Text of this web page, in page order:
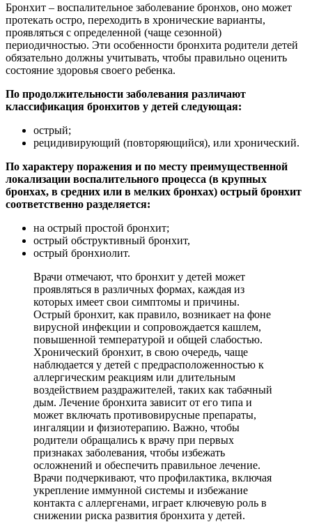
Бронхит – воспалительное заболевание бронхов, оно может
протекать остро, переходить в хронические варианты,
проявляться с определенной (чаще сезонной)
периодичностью. Эти особенности бронхита родители детей
обязательно должны учитывать, чтобы правильно оценить
состояние здоровья своего ребенка.
По продолжительности заболевания различают
классификация бронхитов у детей следующая:
острый;
рецидивирующий (повторяющийся), или хронический.
По характеру поражения и по месту преимущественной
локализации воспалительного процесса (в крупных
бронхах, в средних или в мелких бронхах) острый бронхит
соответственно разделяется:
на острый простой бронхит;
острый обструктивный бронхит,
острый бронхиолит.
Врачи отмечают, что бронхит у детей может
проявляться в различных формах, каждая из
которых имеет свои симптомы и причины.
Острый бронхит, как правило, возникает на фоне
вирусной инфекции и сопровождается кашлем,
повышенной температурой и общей слабостью.
Хронический бронхит, в свою очередь, чаще
наблюдается у детей с предрасположенностью к
аллергическим реакциям или длительным
воздействием раздражителей, таких как табачный
дым. Лечение бронхита зависит от его типа и
может включать противовирусные препараты,
ингаляции и физиотерапию. Важно, чтобы
родители обращались к врачу при первых
признаках заболевания, чтобы избежать
осложнений и обеспечить правильное лечение.
Врачи подчеркивают, что профилактика, включая
укрепление иммунной системы и избежание
контакта с аллергенами, играет ключевую роль в
снижении риска развития бронхита у детей.